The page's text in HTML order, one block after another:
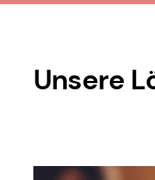
Unsere